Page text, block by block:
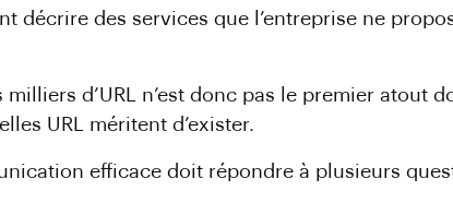
décrire des services que l’entreprise ne
milliers d’URL n’est donc pas le premier
URL méritent d’exister.
efficace doit répondre à plusieurs